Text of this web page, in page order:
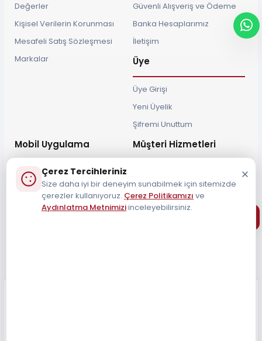
Değerler
Kişisel Verilerin Korunması
Mesafeli Satış Sözleşmesi
Markalar
Güvenli Alışveriş ve Ödeme
Banka Hesaplarımız
İletişim
Üye
Üye Girişi
Yeni Üyelik
Şifremi Unuttum
Mobil Uygulama Müşteri Hizmetleri
Müşteri Destek Hattı
Çerez Tercihleriniz
Size daha iyi bir deneyim sunabilmek için sitemizde
çerezler kullanıyoruz. Çerez Politikamızı ve
Aydınlatma Metnimiziinceleyebilirsiniz.